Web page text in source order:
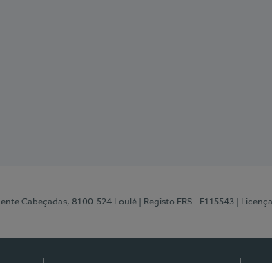
Cabeçadas, 8100-524 Loulé | Registo ERS - E115543 |